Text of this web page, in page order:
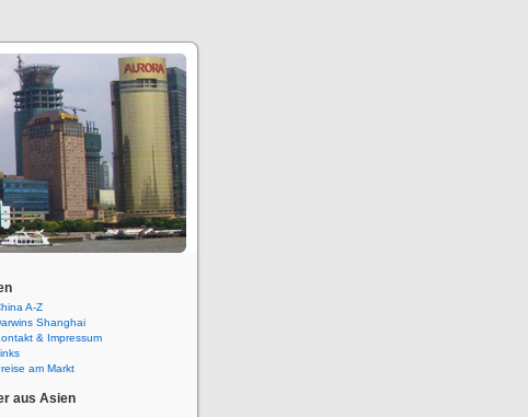
A-Z
Shanghai
& Impressum
am Markt
aus Asien